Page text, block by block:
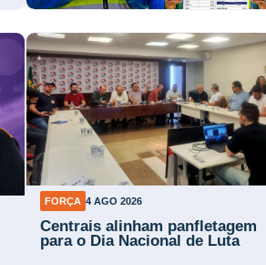
FORÇA 4 AGO 2026
Centrais alinham panfletagem
para o Dia Nacional de Luta